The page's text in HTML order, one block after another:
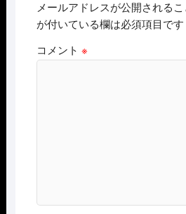
メールアドレスが公開されるこ
が付いている欄は必須項目です
コメント ※